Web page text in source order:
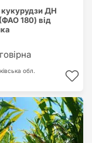
кукурудзи ДН
180) від
обл.